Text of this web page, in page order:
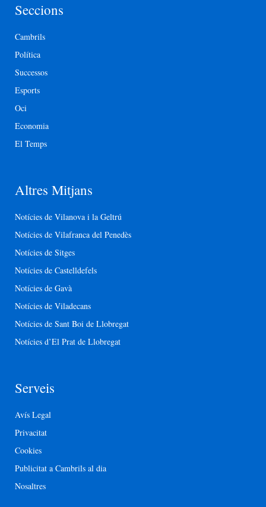
Seccions
Cambrils
Política
Successos
Esports
Oci
Economia
El Temps
Altres Mitjans
Notícies de Vilanova i la Geltrú
Notícies de Vilafranca del Penedès
Notícies de Sitges
Notícies de Castelldefels
Notícies de Gavà
Notícies de Viladecans
Notícies de Sant Boi de Llobregat
Notícies d’El Prat de Llobregat
Serveis
Avís Legal
Privacitat
Cookies
Publicitat a Cambrils al dia
Nosaltres